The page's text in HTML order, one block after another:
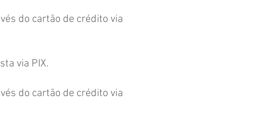
do cartão de crédito via
via PIX.
do cartão de crédito via